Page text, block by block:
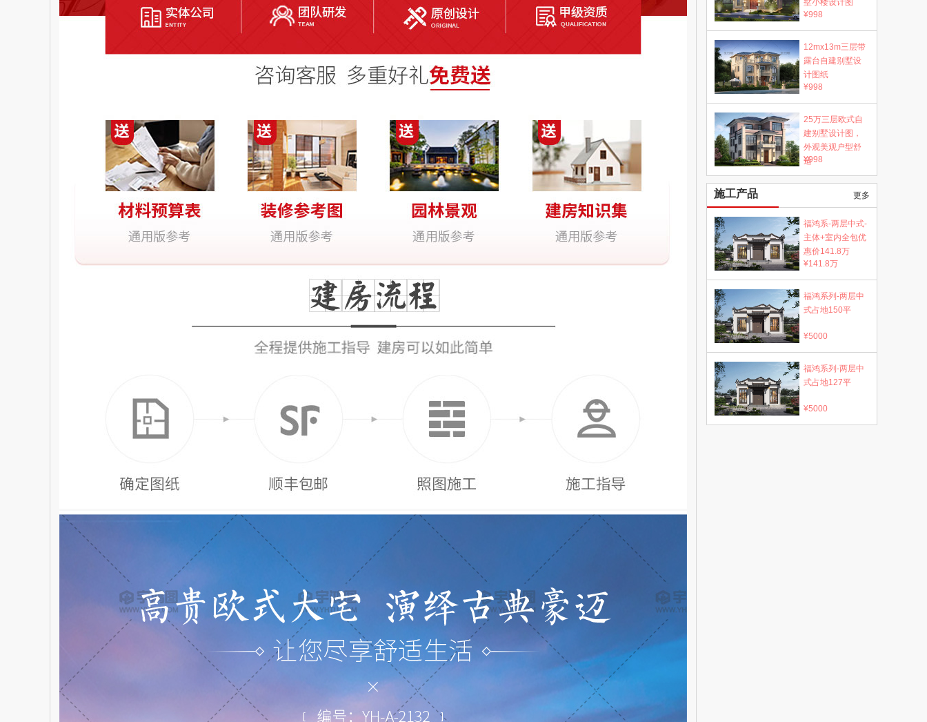
墅小楼设计图
¥998
12mx13m三层带
露台自建别墅设
计图纸
¥998
25万三层欧式自
建别墅设计图，
外观美观户型舒
适
¥998
施工产品 更多
福鸿系-两层中式-
主体+室内全包优
惠价141.8万
¥141.8万
福鸿系列-两层中
式占地150平
¥5000
福鸿系列-两层中
式占地127平
¥5000